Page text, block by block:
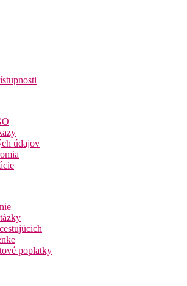
údajov
poplatky